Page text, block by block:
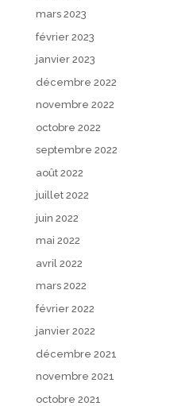
mars 2023
février 2023
janvier 2023
décembre 2022
novembre 2022
octobre 2022
septembre 2022
août 2022
juillet 2022
juin 2022
mai 2022
avril 2022
mars 2022
février 2022
janvier 2022
décembre 2021
novembre 2021
octobre 2021